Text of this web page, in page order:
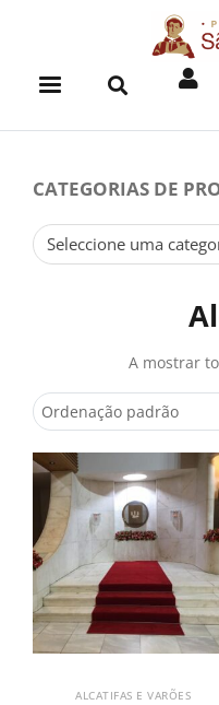
CATEGORIAS DE
Seleccione uma
A mostrar
ALCATIFAS E VARÕES